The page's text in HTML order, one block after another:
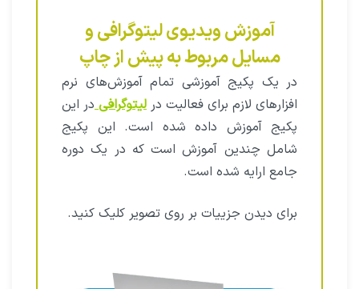
آموزش ویدیوی لیتوگرافی و
مسایل مربوط به پیش از چاپ
در یک پکیج آموزشی تمام آموزش‌های نرم
افزارهای لازم برای فعالیت در لیتوگرافی در این
پکیج آموزش داده شده است. این پکیج
شامل چندین آموزش است که در یک دوره
جامع ارایه شده است.
برای دیدن جزییات بر روی تصویر کلیک کنید.